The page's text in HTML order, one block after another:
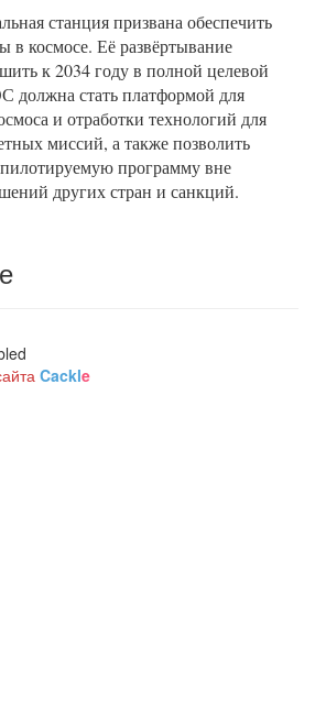
станция призвана обеспечить
в космосе. Её развёртывание
к 2034 году в полной целевой
должна стать платформой для
и отработки технологий для
миссий, а также позволить
программу вне
других стран и санкций.
Cackle